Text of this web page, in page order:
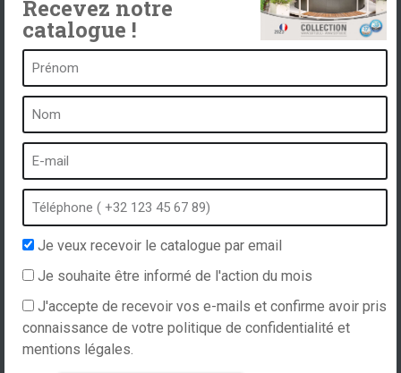
Qu’est-ce qu’un spa ?
Bain à bulles
Spa intérieur
Spa extérieur
Spa en hiver
Spa et hydrothérapie
Recevez notre
catalogue !
Je veux recevoir le catalogue par email
Je souhaite être informé de l'action du mois
J'accepte de recevoir vos e-mails et confirme avoir pris
connaissance de votre politique de confidentialité et
mentions légales.